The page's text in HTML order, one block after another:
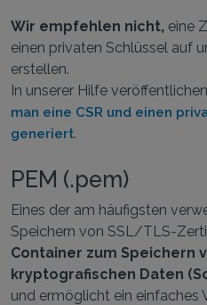
Wir empfehlen nicht, eine
einen privaten Schlüssel auf
erstellen.
In unserer Hilfe
man eine CSR und einen
generiert.
PEM (.pem)
Eines der am häufigsten
Speichern von SSL/TLS-
Container zum Speichern
kryptografischen Daten
und ermöglicht ein einfaches